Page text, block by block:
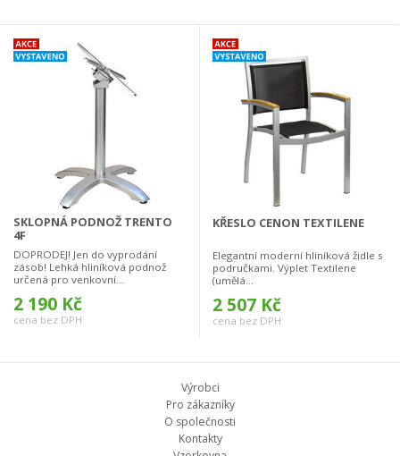
SKLOPNÁ PODNOŽ TRENTO
4F
DOPRODEJ! Jen do vyprodání
zásob! Lehká hliníková podnož
určená pro venkovní...
2 190 Kč
cena bez DPH
KŘESLO CENON TEXTILENE
Elegantní moderní hliníková židle s
područkami. Výplet Textilene
(umělá...
2 507 Kč
cena bez DPH
Výrobci
Pro zákazníky
O společnosti
Kontakty